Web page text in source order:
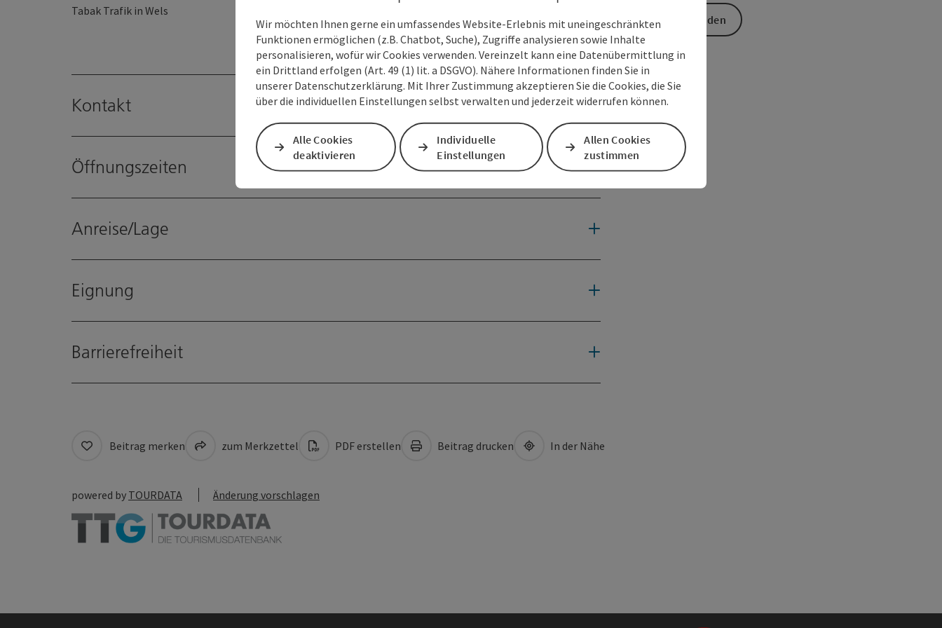
Tabak Trafik in Wels
Kontakt
Öffnungszeiten
Anreise/Lage
Eignung
Barrierefreiheit
Anfrage senden
Beitrag merken zum Merkzettel PDF erstellen Beitrag drucken In der Nähe
powered by TOURDATA Änderung vorschlagen
Wir möchten Ihnen gerne ein umfassendes Website-Erlebnis mit uneingeschränkten
Funktionen ermöglichen (z.B. Chatbot, Suche), Zugriffe analysieren sowie Inhalte
personalisieren, wofür wir Cookies verwenden. Vereinzelt kann eine Datenübermittlung in
ein Drittland erfolgen (Art. 49 (1) lit. a DSGVO). Nähere Informationen finden Sie in
unserer Datenschutzerklärung. Mit Ihrer Zustimmung akzeptieren Sie die Cookies, die Sie
über die individuellen Einstellungen selbst verwalten und jederzeit widerrufen können.
Alle Cookies
deaktivieren
Individuelle
Einstellungen
Allen Cookies
zustimmen